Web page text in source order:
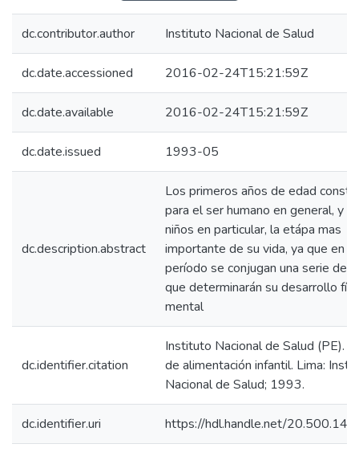
dc.contributor.author Instituto Nacional de Salud
dc.date.accessioned 2016-02-24T15:21:59Z
dc.date.available 2016-02-24T15:21:59Z
dc.date.issued 1993-05
dc.description.abstract
Los primeros años de edad
para el ser humano en general, y
niños en particular, la etápa mas
importante de su vida, ya que en
período se conjugan una serie de
que determinarán su desarrollo
mental
dc.identifier.citation
Instituto Nacional de Salud (PE).
de alimentación infantil. Lima:
Nacional de Salud; 1993.
dc.identifier.uri https://hdl.handle.net/